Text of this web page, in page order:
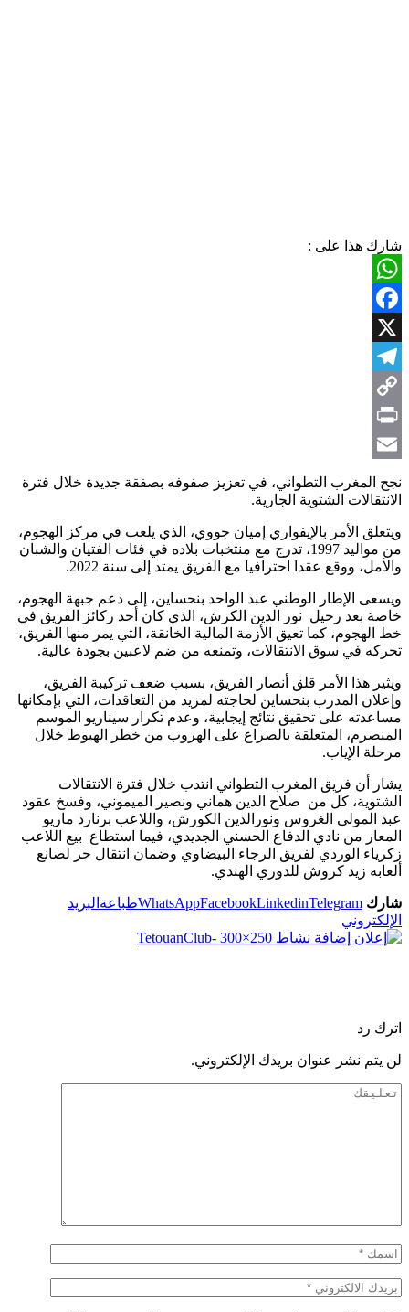
شارك هذا على :
WhatsApp
Facebook
X
Telegram
Copy
Link
Print
Email
نجح المغرب التطواني، في تعزيز صفوفه بصفقة جديدة خلال فترة
الانتقالات الشتوية الجارية.
ويتعلق الأمر بالإيفواري إميان جووي، الذي يلعب في مركز الهجوم،
من مواليد 1997، تدرج مع منتخبات بلاده في فئات الفتيان والشبان
والأمل، ووقع عقدا احترافيا مع الفريق يمتد إلى سنة 2022.
ويسعى الإطار الوطني عبد الواحد بنحساين، إلى دعم جبهة الهجوم،
خاصة بعد رحيل نور الدين الكرش، الذي كان أحد ركائز الفريق في
خط الهجوم، كما تعيق الأزمة المالية الخانقة، التي يمر منها الفريق،
تحركه في سوق الانتقالات، وتمنعه من ضم لاعبين بجودة عالية.
ويثير هذا الأمر قلق أنصار الفريق، بسبب ضعف تركيبة الفريق،
وإعلان المدرب بنحساين لحاجته لمزيد من التعاقدات، التي بإمكانها
مساعدته على تحقيق نتائج إيجابية، وعدم تكرار سيناريو الموسم
المنصرم، المتعلقة بالصراع على الهروب من خطر الهبوط خلال
مرحلة الإياب.
يشار أن فريق المغرب التطواني انتدب خلال فترة الانتقالات
الشتوية، كل من صلاح الدين هماني ونصير الميموني، وفسخ عقود
عبد المولى الغروس ونورالدين الكورش، واللاعب برنارد ماريو
المعار من نادي الدفاع الحسني الجديدي، فيما استطاع بيع اللاعب
زكرياء الوردي لفريق الرجاء البيضاوي وضمان انتقال حر لصانع
ألعابه زيد كروش للدوري الهندي.
شارك WhatsAppFacebookLinkedinTelegram طباعة البريد
الإلكتروني
اترك رد
لن يتم نشر عنوان بريدك الإلكتروني.